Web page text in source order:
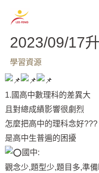
容
2023/09/17
學習資源
1.國高中數理科的差異大
且對總成績影響很劇烈
怎麼把高中的理科念好???
是高中生普遍的困擾
國中:
觀念少,題型少,題目多,準